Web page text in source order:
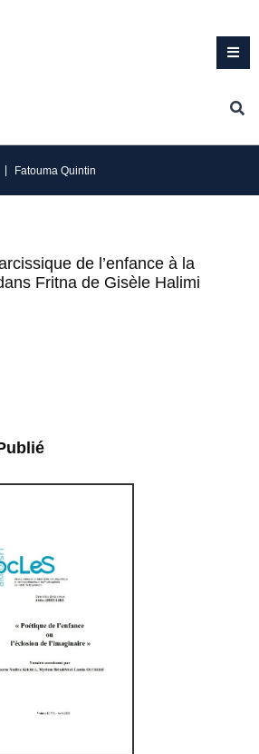
Fatouma Quintin
de l’enfance à la
Fritna de Gisèle Halimi